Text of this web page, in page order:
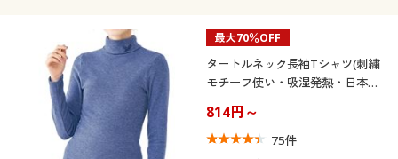
最大70％OFF
タートルネック長袖Tシャツ(刺繍
モチーフ使い・吸湿発熱・日本
814円～
75件